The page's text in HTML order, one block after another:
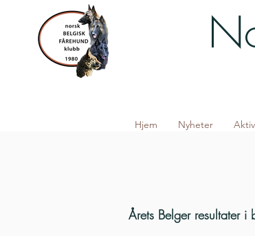
Hjem Nyheter
Årets Belger resultater